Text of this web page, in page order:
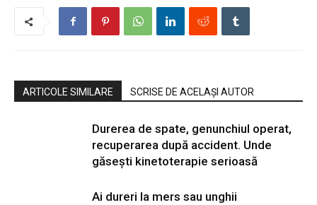
ARTICOLE SIMILARE SCRISE DE ACELAȘI AUTOR
Durerea de spate, genunchiul operat,
recuperarea după accident. Unde
găsești kinetoterapie serioasă
Ai dureri la mers sau unghii